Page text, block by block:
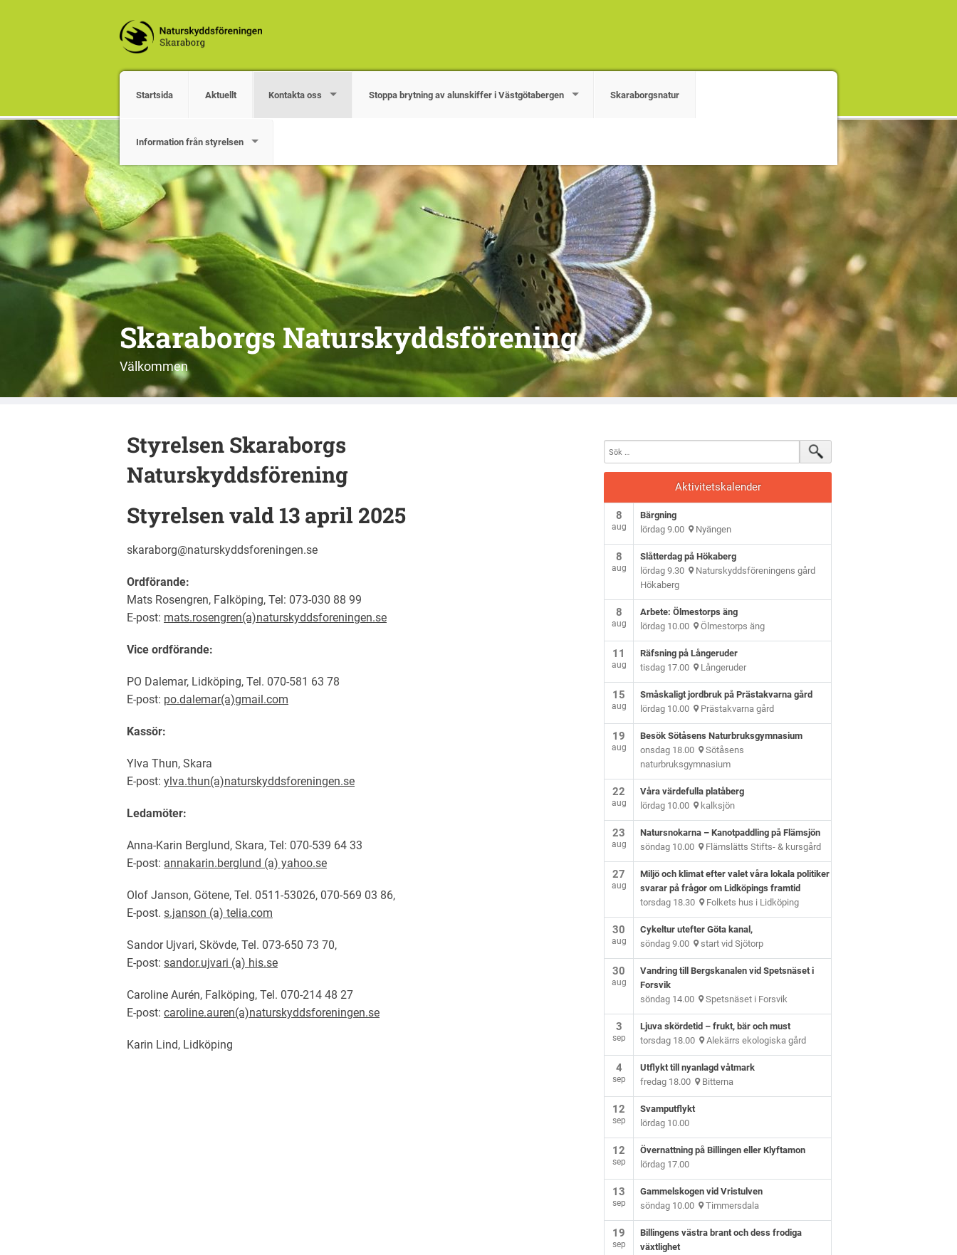
Startsida Aktuellt Kontakta oss Stoppa brytning av alunskiffer i Västgötabergen Skaraborgsnatur
Information från styrelsen
Skaraborgs Naturskyddsförening
Välkommen
Styrelsen Skaraborgs
Naturskyddsförening
Styrelsen vald 13 april 2025
skaraborg@naturskyddsforeningen.se
Ordförande:
Mats Rosengren, Falköping, Tel: 073-030 88 99
E-post: mats.rosengren(a)naturskyddsforeningen.se
Vice ordförande:
PO Dalemar, Lidköping, Tel. 070-581 63 78
E-post: po.dalemar(a)gmail.com
Kassör:
Ylva Thun, Skara
E-post: ylva.thun(a)naturskyddsforeningen.se
Ledamöter:
Anna-Karin Berglund, Skara, Tel: 070-539 64 33
E-post: annakarin.berglund (a) yahoo.se
Olof Janson, Götene, Tel. 0511-53026, 070-569 03 86,
E-post. s.janson (a) telia.com
Sandor Ujvari, Skövde, Tel. 073-650 73 70,
E-post: sandor.ujvari (a) his.se
Caroline Aurén, Falköping, Tel. 070-214 48 27
E-post: caroline.auren(a)naturskyddsforeningen.se
Karin Lind, Lidköping
Aktivitetskalender
8
aug
Bärgning
lördag 9.00 Nyängen
8
aug
Slåtterdag på Hökaberg
lördag 9.30 Naturskyddsföreningens gård
Hökaberg
8
aug
Arbete: Ölmestorps äng
lördag 10.00 Ölmestorps äng
11
aug
Räfsning på Långeruder
tisdag 17.00 Långeruder
15
aug
Småskaligt jordbruk på Prästakvarna gård
lördag 10.00 Prästakvarna gård
19
aug
Besök Sötåsens Naturbruksgymnasium
onsdag 18.00 Sötåsens
naturbruksgymnasium
22
aug
Våra värdefulla platåberg
lördag 10.00 kalksjön
23
aug
Natursnokarna – Kanotpaddling på Flämsjön
söndag 10.00 Flämslätts Stifts- & kursgård
27
aug
Miljö och klimat efter valet våra lokala politiker
svarar på frågor om Lidköpings framtid
torsdag 18.30 Folkets hus i Lidköping
30
aug
Cykeltur utefter Göta kanal,
söndag 9.00 start vid Sjötorp
30
aug
Vandring till Bergskanalen vid Spetsnäset i
Forsvik
söndag 14.00 Spetsnäset i Forsvik
3
sep
Ljuva skördetid – frukt, bär och must
torsdag 18.00 Alekärrs ekologiska gård
4
sep
Utflykt till nyanlagd våtmark
fredag 18.00 Bitterna
12
sep
Svamputflykt
lördag 10.00
12
sep
Övernattning på Billingen eller Klyftamon
lördag 17.00
13
sep
Gammelskogen vid Vristulven
söndag 10.00 Timmersdala
19
sep
Billingens västra brant och dess frodiga
växtlighet